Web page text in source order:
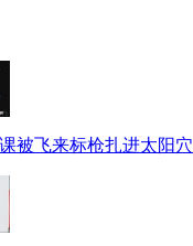
被飞来标枪扎进太阳穴